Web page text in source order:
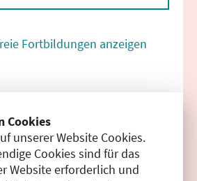
Cookies
unserer Website Cookies.
Cookies sind für das
Website erforderlich und
Fortbildungen anzeigen